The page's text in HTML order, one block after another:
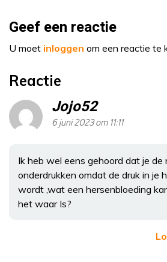
Geef een reactie
U moet inloggen om een reactie te
Reactie
Jojo52
6 juni 2023 om 11:11
Ik heb wel eens gehoord dat je de
onderdrukken omdat de druk in je
wordt ,wat een hersenbloeding
het waar Is?